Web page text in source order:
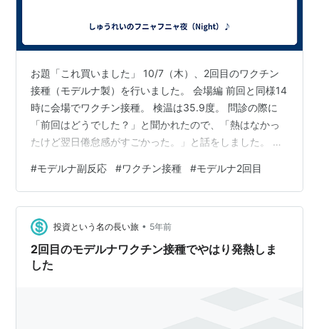
お題「これ買いました」 10/7（木）、2回目のワクチン
接種（モデルナ製）を行いました。 会場編 前回と同様14
時に会場でワクチン接種。 検温は35.9度。 問診の際に
「前回はどうでした？」と聞かれたので、「熱はなかっ
たけど翌日倦怠感がすごかった。」と話をしました。 す
と。 もう、この時点で体調が悪くなりそうでした。 その
直後のワクチン接種。 液体が注入されている間、半分く
らいかな、「あっ、1回目の倦怠感が出てくる直前に似て
る感覚・・・。」という想いと左肩が重い感じがありま
した。 接種後15分休憩、帰宅時に「熱以外で腕などが痛
くなった場合でも…
#モデルナ副反応 #ワクチン接種 #モデルナ2回目
投資という名の長い旅 • 5年前
2回目のモデルナワクチン接種でやはり発熱しま
した